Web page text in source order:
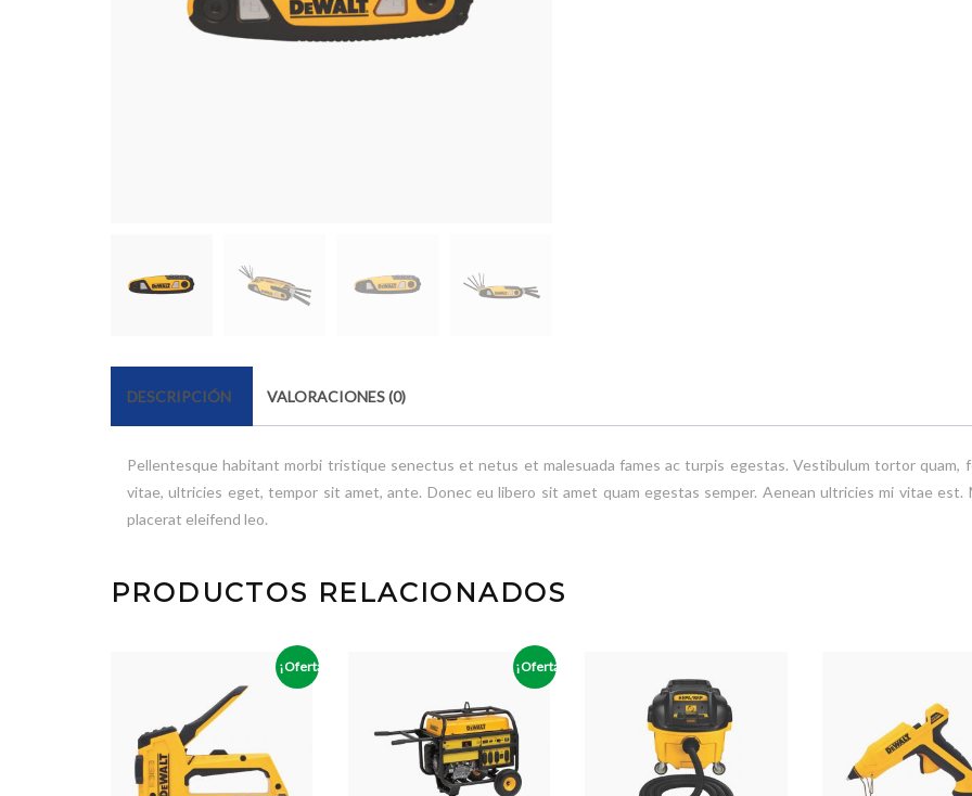
DESCRIPCIÓN VALORACIONES (0)
Pellentesque habitant morbi tristique senectus et netus et malesuada fames ac turpis egestas. Vestibulum tortor quam,
vitae, ultricies eget, tempor sit amet, ante. Donec eu libero sit amet quam egestas semper. Aenean ultricies mi vitae est.
placerat eleifend leo.
PRODUCTOS RELACIONADOS
¡Oferta! ¡Oferta!